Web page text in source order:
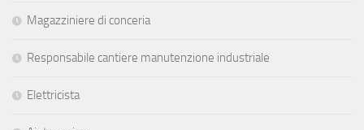
Magazziniere di conceria
Responsabile cantiere manutenzione industriale
Elettricista